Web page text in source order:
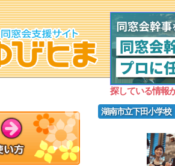
探している情報
湖南市立下田小学校